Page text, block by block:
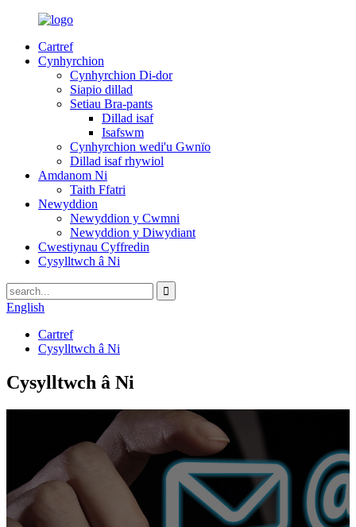
Cartref
Cynhyrchion
Cynhyrchion Di-dor
Siapio dillad
Setiau Bra-pants
Dillad isaf
Isafswm
Cynhyrchion wedi'u Gwnïo
Dillad isaf rhywiol
Amdanom Ni
Taith Ffatri
Newyddion
Newyddion y Cwmni
Newyddion y Diwydiant
Cwestiynau Cyffredin
Cysylltwch â Ni
English
Cartref
Cysylltwch â Ni
Cysylltwch â Ni